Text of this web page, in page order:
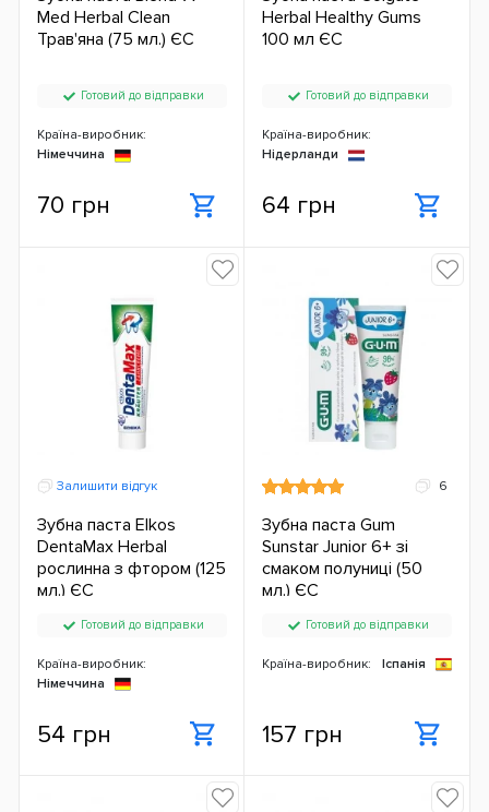
Med Herbal Clean
Трав'яна (75 мл.) ЄС
Готовий до відправки
Країна-виробник:
Німеччина
70 грн
Herbal Healthy Gums
100 мл ЄС
Готовий до відправки
Країна-виробник:
Нідерланди
64 грн
Залишити відгук
Зубна паста Elkos
DentaMax Herbal
рослинна з фтором (125
мл.) ЄС
Готовий до відправки
Країна-виробник:
Німеччина
54 грн
6
Зубна паста Gum
Sunstar Junior 6+ зі
смаком полуниці (50
мл.) ЄС
Готовий до відправки
Країна-виробник: Іспанія
157 грн